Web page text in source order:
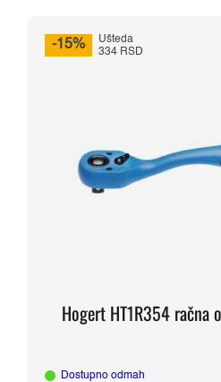
3.729,00 RSD.
-15%
Ušteda
334 RSD
Hogert HT1R354 račna
Dostupno odmah